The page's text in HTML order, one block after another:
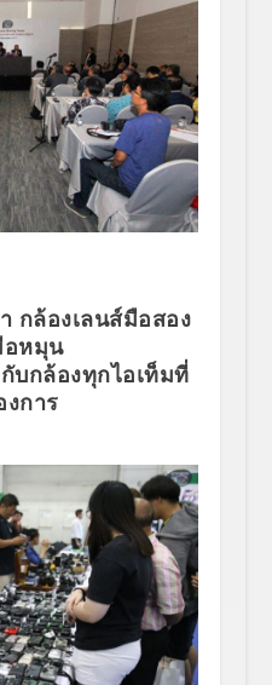
กล้องเลนส์มือสอง
อหมุน
บกล้องทุกไอเท็มที่
การ